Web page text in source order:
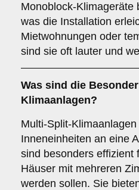
Monoblock-Klimageräte
was die Installation
Mietwohnungen oder
sind sie oft lauter und
Was sind die
Klimaanlagen?
Multi-Split-
Inneneinheiten an eine
sind besonders effizient
Häuser mit mehreren
werden sollen. Sie